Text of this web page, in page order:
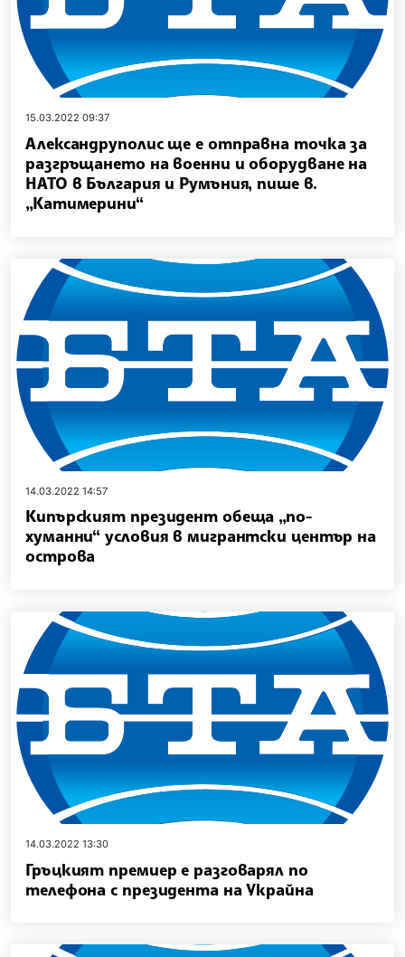
15.03.2022 09:37
Александруполис ще е отправна точка за
разгръщането на военни и оборудване на
НАТО в България и Румъния, пише в.
„Катимерини“
14.03.2022 14:57
Кипърският президент обеща „по-
хуманни“ условия в мигрантски център на
острова
14.03.2022 13:30
Гръцкият премиер e разговарял по
телефона с президента на Украйна